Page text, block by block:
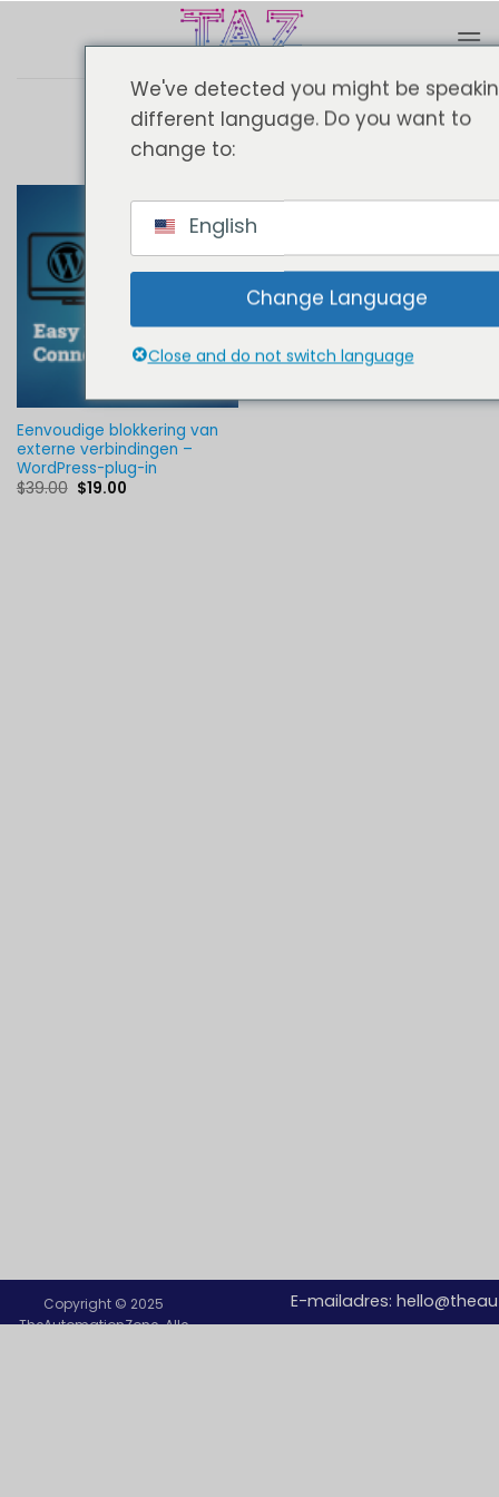
WordPress Plugin
Eenvoudige blokkering van
externe verbindingen –
WordPress-plug-in
$39.00 Oorspronkelijke
prijs
$19.00Huidige
Copyright © 2025
TheAutomationZone. Alle
E-mailadres:
We've detected you might be
different language. Do you want to
change to:
English
Change Language
Close and do not switch language